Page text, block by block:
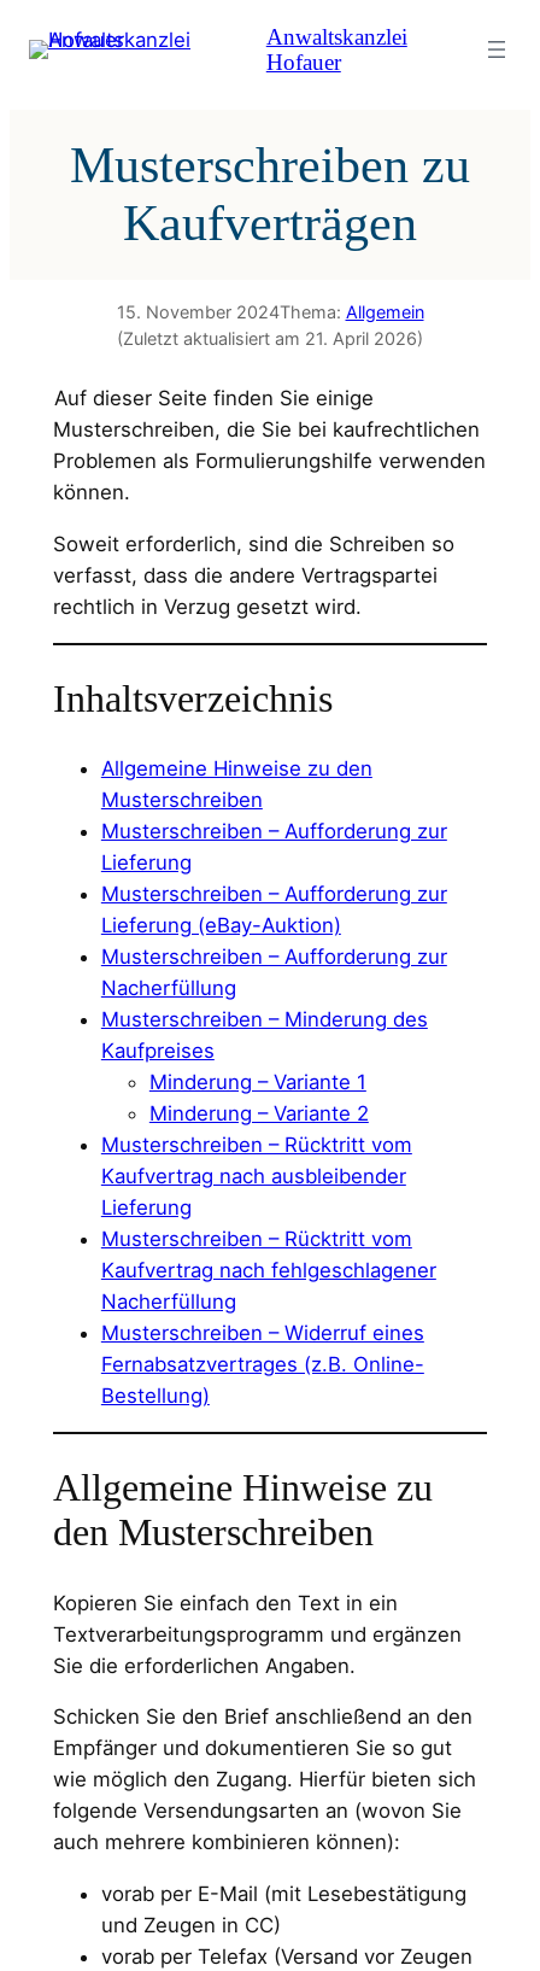
Inhalt
Anwaltskanzlei
Hofauer
Musterschreiben zu
Kaufverträgen
15. November 2024Thema: Allgemein
(Zuletzt aktualisiert am 21. April 2026)
Auf dieser Seite finden Sie einige
Musterschreiben, die Sie bei kaufrechtlichen
Problemen als Formulierungshilfe verwenden
können.
Soweit erforderlich, sind die Schreiben so
verfasst, dass die andere Vertragspartei
rechtlich in Verzug gesetzt wird.
Inhaltsverzeichnis
Allgemeine Hinweise zu den
Musterschreiben
Musterschreiben – Aufforderung zur
Lieferung
Musterschreiben – Aufforderung zur
Lieferung (eBay-Auktion)
Musterschreiben – Aufforderung zur
Nacherfüllung
Musterschreiben – Minderung des
Kaufpreises
Minderung – Variante 1
Minderung – Variante 2
Musterschreiben – Rücktritt vom
Kaufvertrag nach ausbleibender
Lieferung
Musterschreiben – Rücktritt vom
Kaufvertrag nach fehlgeschlagener
Nacherfüllung
Musterschreiben – Widerruf eines
Fernabsatzvertrages (z.B. Online-
Bestellung)
Allgemeine Hinweise zu
den Musterschreiben
Kopieren Sie einfach den Text in ein
Textverarbeitungsprogramm und ergänzen
Sie die erforderlichen Angaben.
Schicken Sie den Brief anschließend an den
Empfänger und dokumentieren Sie so gut
wie möglich den Zugang. Hierfür bieten sich
folgende Versendungsarten an (wovon Sie
auch mehrere kombinieren können):
vorab per E-Mail (mit Lesebestätigung
und Zeugen in CC)
vorab per Telefax (Versand vor Zeugen